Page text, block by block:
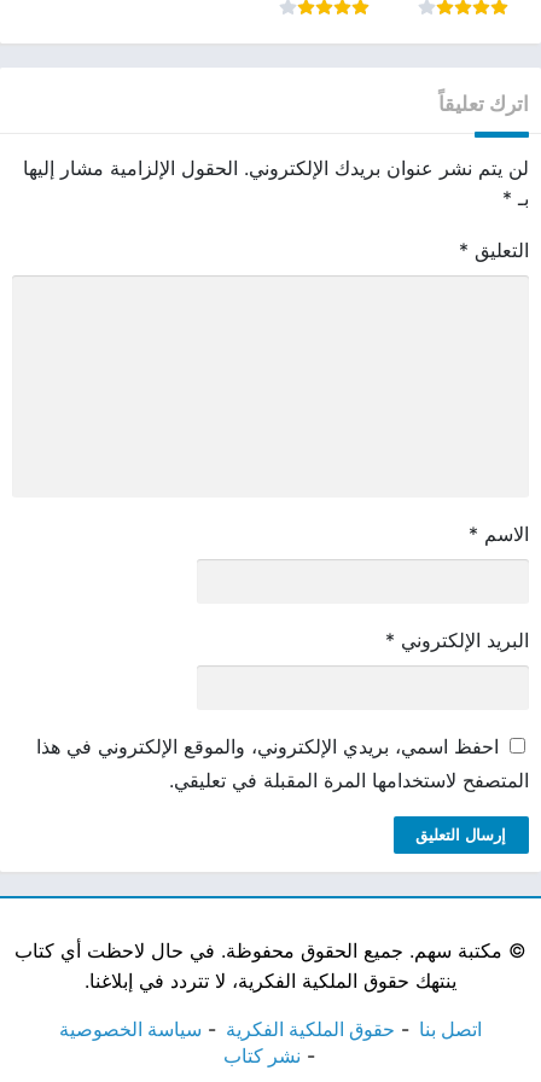
اترك تعليقاً
لن يتم نشر عنوان بريدك الإلكتروني. الحقول الإلزامية مشار إليها
بـ *
التعليق *
الاسم *
البريد الإلكتروني *
احفظ اسمي، بريدي الإلكتروني، والموقع الإلكتروني في هذا
المتصفح لاستخدامها المرة المقبلة في تعليقي.
© مكتبة سهم. جميع الحقوق محفوظة. في حال لاحظت أي كتاب
ينتهك حقوق الملكية الفكرية، لا تتردد في إبلاغنا.
اتصل بنا حقوق الملكية الفكرية
سياسة الخصوصية
نشر كتاب